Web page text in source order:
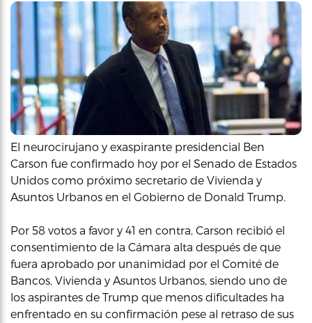
El neurocirujano y exaspirante presidencial Ben
Carson fue confirmado hoy por el Senado de Estados
Unidos como próximo secretario de Vivienda y
Asuntos Urbanos en el Gobierno de Donald Trump.
Por 58 votos a favor y 41 en contra, Carson recibió el
consentimiento de la Cámara alta después de que
fuera aprobado por unanimidad por el Comité de
Bancos, Vivienda y Asuntos Urbanos, siendo uno de
los aspirantes de Trump que menos dificultades ha
enfrentado en su confirmación pese al retraso de sus